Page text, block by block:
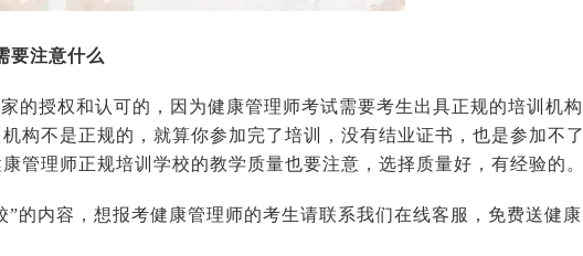
要注意什么
的授权和认可的，因为健康管理师考试需要考生出具正规的培训机构
构不是正规的，就算你参加完了培训，没有结业证书，也是参加不了
管理师正规培训学校的教学质量也要注意，选择质量好，有经验的。
”的内容，想报考健康管理师的考生请联系我们在线客服，免费送健康